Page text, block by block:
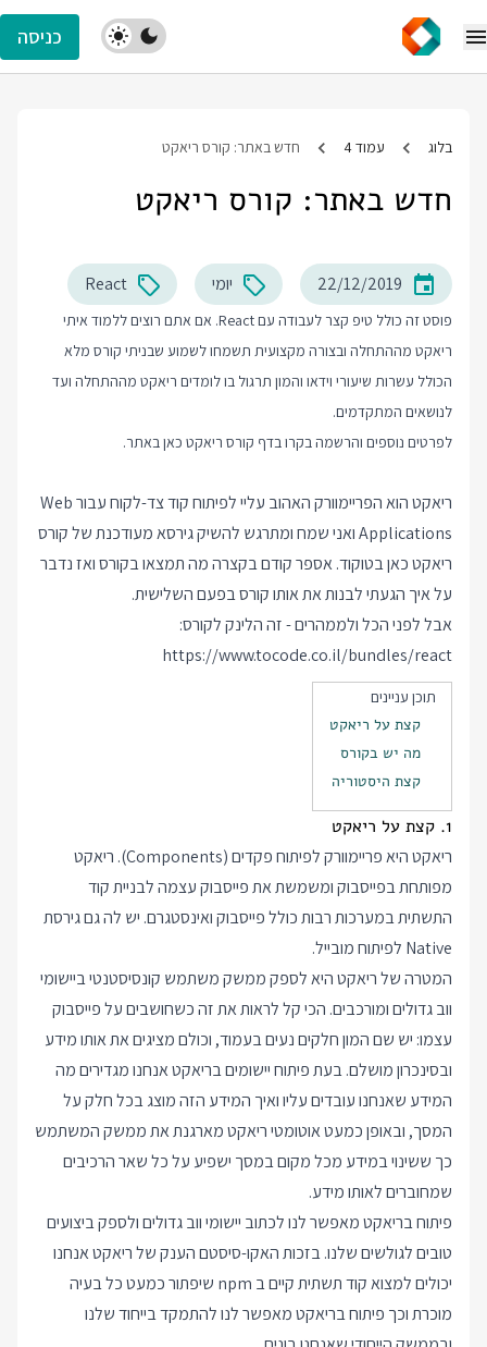
כניסה
בלוג עמוד 4 חדש באתר: קורס ריאקט
חדש באתר: קורס ריאקט
22/12/2019 יומי React
פוסט זה כולל טיפ קצר לעבודה עם React. אם אתם רוצים ללמוד איתי
ריאקט מההתחלה ובצורה מקצועית תשמחו לשמוע שבניתי קורס מלא
הכולל עשרות שיעורי וידאו והמון תרגול בו לומדים ריאקט מההתחלה ועד
לנושאים המתקדמים.
לפרטים נוספים והרשמה בקרו בדף קורס ריאקט כאן באתר.
ריאקט הוא הפריימוורק האהוב עליי לפיתוח קוד צד-לקוח עבור Web
Applications ואני שמח ומתרגש להשיק גירסא מעודכנת של קורס
ריאקט כאן בטוקוד. אספר קודם בקצרה מה תמצאו בקורס ואז נדבר
על איך הגעתי לבנות את אותו קורס בפעם השלישית.
אבל לפני הכל ולממהרים - זה הלינק לקורס:
https://www.tocode.co.il/bundles/react
תוכן עניינים
קצת על ריאקט
מה יש בקורס
קצת היסטוריה
1. קצת על ריאקט
ריאקט היא פריימוורק לפיתוח פקדים (Components). ריאקט
מפותחת בפייסבוק ומשמשת את פייסבוק עצמה לבניית קוד
התשתית במערכות רבות כולל פייסבוק ואינסטגרם. יש לה גם גירסת
Native לפיתוח מובייל.
המטרה של ריאקט היא לספק ממשק משתמש קונסיסטנטי ביישומי
ווב גדולים ומורכבים. הכי קל לראות את זה כשחושבים על פייסבוק
עצמו: יש שם המון חלקים נעים בעמוד, וכולם מציגים את אותו מידע
ובסינכרון מושלם. בעת פיתוח יישומים בריאקט אנחנו מגדירים מה
המידע שאנחנו עובדים עליו ואיך המידע הזה מוצג בכל חלק על
המסך, ובאופן כמעט אוטומטי ריאקט מארגנת את ממשק המשתמש
כך ששינוי במידע מכל מקום במסך ישפיע על כל שאר הרכיבים
שמחוברים לאותו מידע.
פיתוח בריאקט מאפשר לנו לכתוב יישומי ווב גדולים ולספק ביצועים
טובים לגולשים שלנו. בזכות האקו-סיסטם הענק של ריאקט אנחנו
יכולים למצוא קוד תשתית קיים ב npm שיפתור כמעט כל בעיה
מוכרת וכך פיתוח בריאקט מאפשר לנו להתמקד בייחוד שלנו